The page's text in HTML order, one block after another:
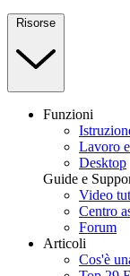
Risorse
Funzioni
Lavoro
Desktop
Guide e
Video
Centro
Forum
Articoli
Cos'è